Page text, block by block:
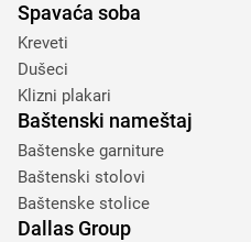
Spavaća soba
Kreveti
Dušeci
Klizni plakari
Baštenski nameštaj
Baštenske garniture
Baštenski stolovi
Baštenske stolice
Dallas Group